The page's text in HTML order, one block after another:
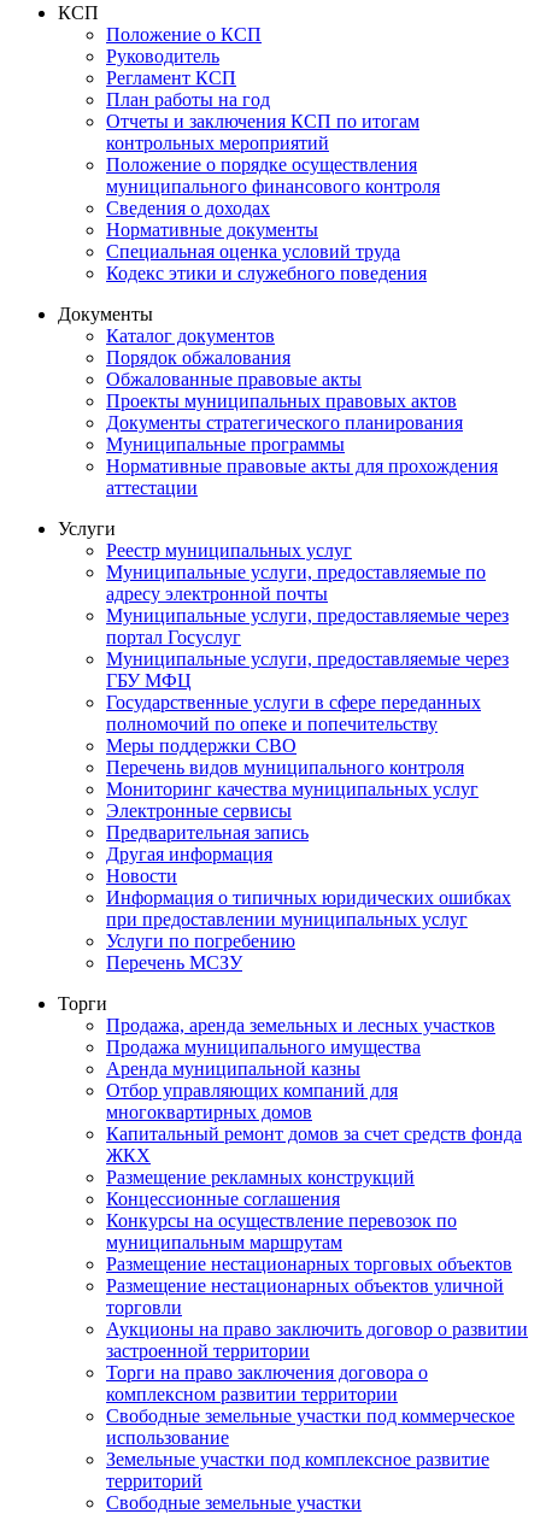
КСП
Положение о КСП
Руководитель
Регламент КСП
План работы на год
Отчеты и заключения КСП по итогам
контрольных мероприятий
Положение о порядке осуществления
муниципального финансового контроля
Сведения о доходах
Нормативные документы
Специальная оценка условий труда
Кодекс этики и служебного поведения
Документы
Каталог документов
Порядок обжалования
Обжалованные правовые акты
Проекты муниципальных правовых актов
Документы стратегического планирования
Муниципальные программы
Нормативные правовые акты для прохождения
аттестации
Услуги
Реестр муниципальных услуг
Муниципальные услуги, предоставляемые по
адресу электронной почты
Муниципальные услуги, предоставляемые через
портал Госуслуг
Муниципальные услуги, предоставляемые через
ГБУ МФЦ
Государственные услуги в сфере переданных
полномочий по опеке и попечительству
Меры поддержки СВО
Перечень видов муниципального контроля
Мониторинг качества муниципальных услуг
Электронные сервисы
Предварительная запись
Другая информация
Новости
Информация о типичных юридических ошибках
при предоставлении муниципальных услуг
Услуги по погребению
Перечень МСЗУ
Торги
Продажа, аренда земельных и лесных участков
Продажа муниципального имущества
Аренда муниципальной казны
Отбор управляющих компаний для
многоквартирных домов
Капитальный ремонт домов за счет средств фонда
ЖКХ
Размещение рекламных конструкций
Концессионные соглашения
Конкурсы на осуществление перевозок по
муниципальным маршрутам
Размещение нестационарных торговых объектов
Размещение нестационарных объектов уличной
торговли
Аукционы на право заключить договор о развитии
застроенной территории
Торги на право заключения договора о
комплексном развитии территории
Свободные земельные участки под коммерческое
использование
Земельные участки под комплексное развитие
территорий
Свободные земельные участки